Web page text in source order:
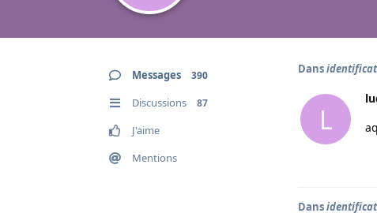
Messages 390
Discussions 87
J'aime
Mentions
Dans
L
Dans